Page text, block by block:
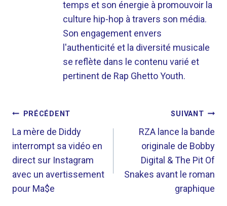
temps et son énergie à promouvoir la
culture hip-hop à travers son média.
Son engagement envers
l'authenticité et la diversité musicale
se reflète dans le contenu varié et
pertinent de Rap Ghetto Youth.
NAVIGATION
DE
L’ARTICLE
PRÉCÉDENT
La mère de Diddy
interrompt sa vidéo en
direct sur Instagram
avec un avertissement
pour Ma$e
SUIVANT
RZA lance la bande
originale de Bobby
Digital & The Pit Of
Snakes avant le roman
graphique